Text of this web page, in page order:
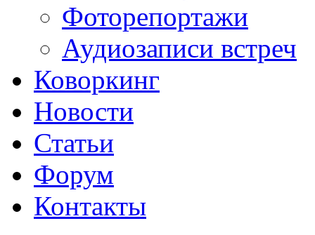
Фоторепортажи
Аудиозаписи встреч
Коворкинг
Новости
Статьи
Форум
Контакты